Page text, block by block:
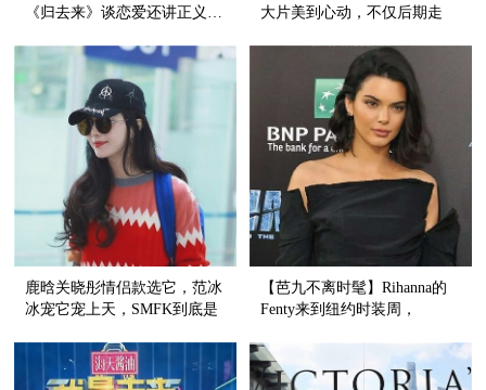
《归去来》谈恋爱还讲正义…
击中了你的心？
大片美到心动，不仅后期走
鹿晗关晓彤情侣款选它，范冰
冰宠它宠上天，SMFK到底是
【芭九不离时髦】Rihanna的
Fenty来到纽约时装周，
像！？